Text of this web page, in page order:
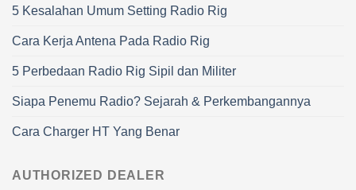
5 Kesalahan Umum Setting Radio Rig
Cara Kerja Antena Pada Radio Rig
5 Perbedaan Radio Rig Sipil dan Militer
Siapa Penemu Radio? Sejarah & Perkembangannya
Cara Charger HT Yang Benar
AUTHORIZED DEALER